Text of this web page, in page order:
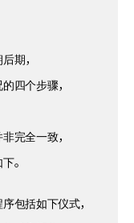
期，
四个步骤，
完全一致，
。
包括如下仪式，